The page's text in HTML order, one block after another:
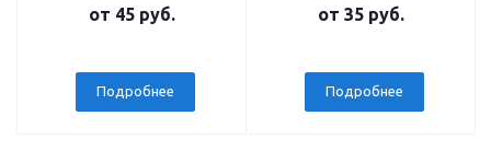
от 45 руб.
Подробнее
от 35 руб.
Подробнее